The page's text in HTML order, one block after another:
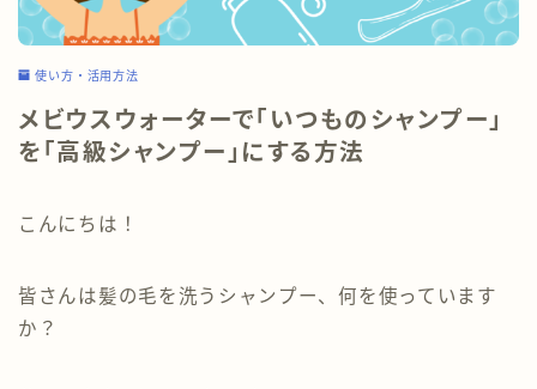
還元くんの勉強会
使い方・活用方法
メビウスウォーターで「いつものシャンプー」
を「高級シャンプー」にする方法
こんにちは！
皆さんは髪の毛を洗うシャンプー、何を使っています
か？